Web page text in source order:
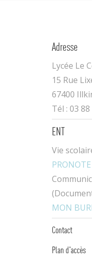
Adresse
Lycée Le
15 Rue
67400
Tél : 03
ENT
Vie
PRONOTE
MON
Contact
Plan d'accès